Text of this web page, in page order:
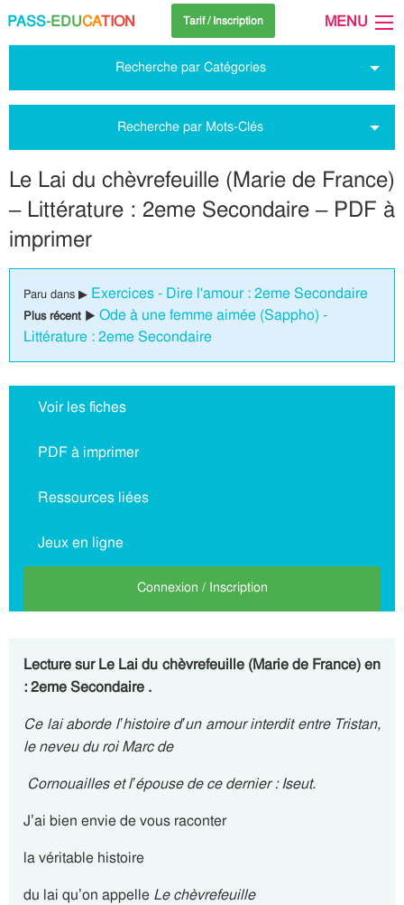
PASS-EDUCATION Tarif / Inscription MENU
Recherche par Catégories
Recherche par Mots-Clés
Le Lai du chèvrefeuille (Marie de France)
– Littérature : 2eme Secondaire – PDF à
imprimer
Paru dans ▶ Exercices - Dire l'amour : 2eme Secondaire
Plus récent ▶ Ode à une femme aimée (Sappho) -
Littérature : 2eme Secondaire
Voir les fiches
PDF à imprimer
Ressources liées
Jeux en ligne
Connexion / Inscription
Lecture sur Le Lai du chèvrefeuille (Marie de France) en
: 2eme Secondaire .
Ce lai aborde l’histoire d’un amour interdit entre Tristan,
le neveu du roi Marc de
Cornouailles et l’épouse de ce dernier : Iseut.
J’ai bien envie de vous raconter
la véritable histoire
du lai qu’on appelle Le chèvrefeuille